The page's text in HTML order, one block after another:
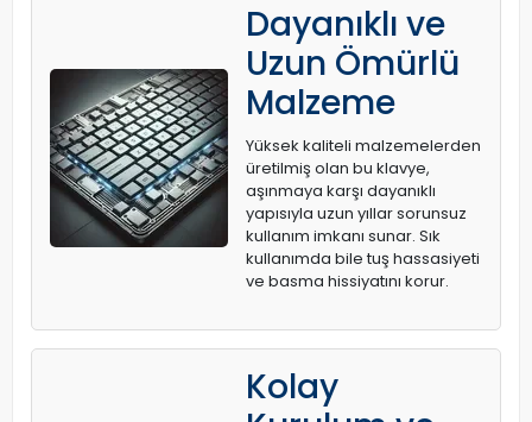
Dayanıklı ve
Uzun Ömürlü
Malzeme
Yüksek kaliteli malzemelerden
üretilmiş olan bu klavye,
aşınmaya karşı dayanıklı
yapısıyla uzun yıllar sorunsuz
kullanım imkanı sunar. Sık
kullanımda bile tuş hassasiyeti
ve basma hissiyatını korur.
Kolay